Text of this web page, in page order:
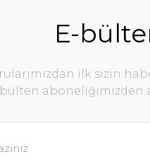
E-
ilk sizin
aboneliğimizden